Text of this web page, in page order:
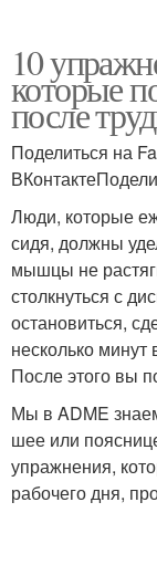
10
которые
после
Поделиться на
Люди, которые
сидя, должны
мышцы не
столкнуться с
остановиться,
несколько
После этого вы
Мы в ADME
шее или
упражнения,
рабочего дня,